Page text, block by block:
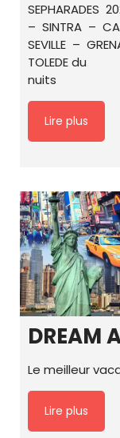
SEPHARADES
– SINTRA –
SEVILLE –
TOLEDE
nuits
Lire plus
DREAM
Le meilleur
Lire plus